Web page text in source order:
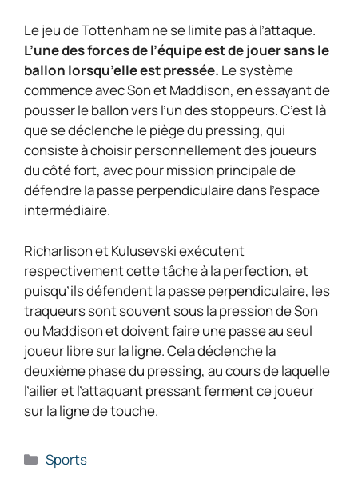
Le jeu de Tottenham ne se limite pas à l’attaque.
L’une des forces de l’équipe est de jouer sans le
ballon lorsqu’elle est pressée. Le système
commence avec Son et Maddison, en essayant de
pousser le ballon vers l’un des stoppeurs. C’est là
que se déclenche le piège du pressing, qui
consiste à choisir personnellement des joueurs
du côté fort, avec pour mission principale de
défendre la passe perpendiculaire dans l’espace
intermédiaire.
Richarlison et Kulusevski exécutent
respectivement cette tâche à la perfection, et
puisqu’ils défendent la passe perpendiculaire, les
traqueurs sont souvent sous la pression de Son
ou Maddison et doivent faire une passe au seul
joueur libre sur la ligne. Cela déclenche la
deuxième phase du pressing, au cours de laquelle
l’ailier et l’attaquant pressant ferment ce joueur
sur la ligne de touche.
Catégories
Sports